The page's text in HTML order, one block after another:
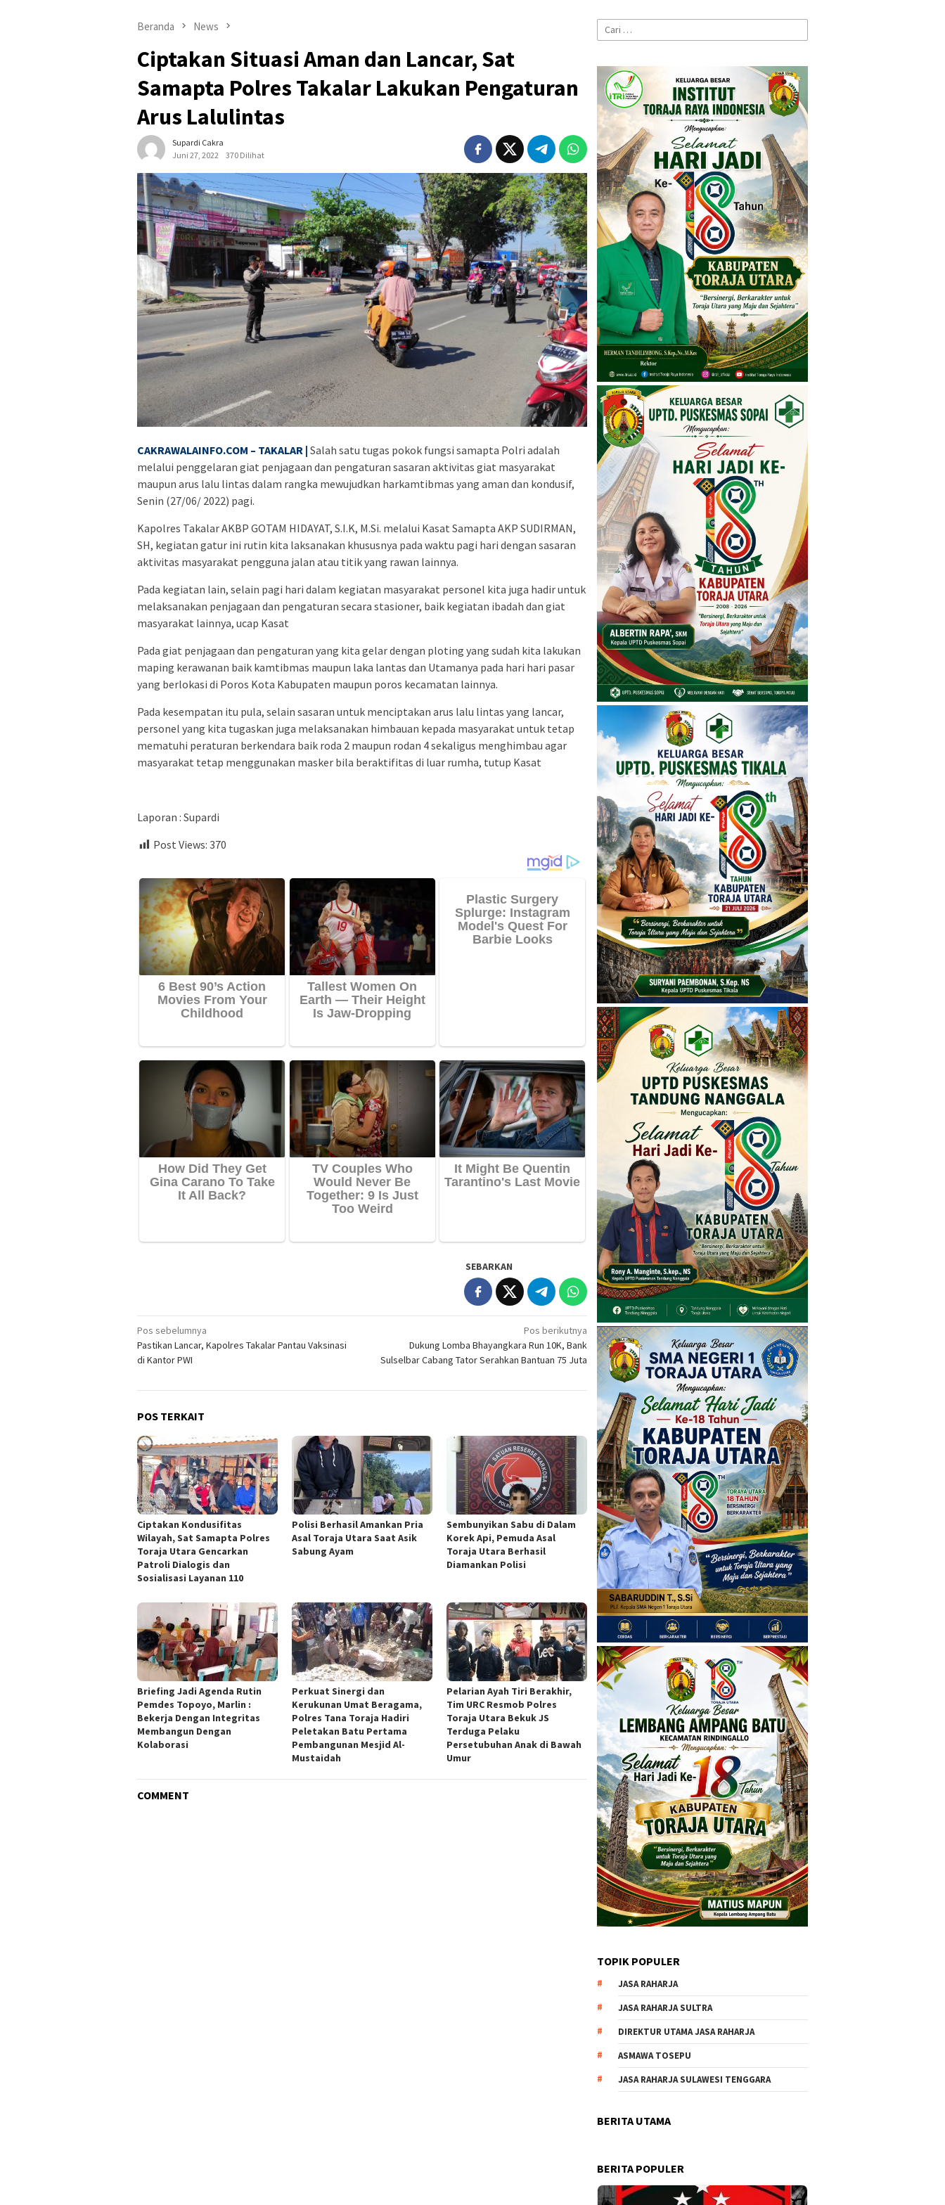
Beranda News
Ciptakan Situasi Aman dan Lancar, Sat
Samapta Polres Takalar Lakukan Pengaturan
Arus Lalulintas
Supardi Cakra
Juni 27, 2022
370 Dilihat
CAKRAWALAINFO.COM – TAKALAR | Salah satu tugas pokok fungsi samapta Polri adalah
melalui penggelaran giat penjagaan dan pengaturan sasaran aktivitas giat masyarakat
maupun arus lalu lintas dalam rangka mewujudkan harkamtibmas yang aman dan kondusif,
Senin (27/06/ 2022) pagi.
Kapolres Takalar AKBP GOTAM HIDAYAT, S.I.K, M.Si. melalui Kasat Samapta AKP SUDIRMAN,
SH, kegiatan gatur ini rutin kita laksanakan khususnya pada waktu pagi hari dengan sasaran
aktivitas masyarakat pengguna jalan atau titik yang rawan lainnya.
Pada kegiatan lain, selain pagi hari dalam kegiatan masyarakat personel kita juga hadir untuk
melaksanakan penjagaan dan pengaturan secara stasioner, baik kegiatan ibadah dan giat
masyarakat lainnya, ucap Kasat
Pada giat penjagaan dan pengaturan yang kita gelar dengan ploting yang sudah kita lakukan
maping kerawanan baik kamtibmas maupun laka lantas dan Utamanya pada hari hari pasar
yang berlokasi di Poros Kota Kabupaten maupun poros kecamatan lainnya.
Pada kesempatan itu pula, selain sasaran untuk menciptakan arus lalu lintas yang lancar,
personel yang kita tugaskan juga melaksanakan himbauan kepada masyarakat untuk tetap
mematuhi peraturan berkendara baik roda 2 maupun rodan 4 sekaligus menghimbau agar
masyarakat tetap menggunakan masker bila beraktifitas di luar rumha, tutup Kasat
Laporan : Supardi
Post Views: 370
SEBARKAN
Navigasi
pos
Pos sebelumnya
Pastikan Lancar, Kapolres Takalar Pantau Vaksinasi
di Kantor PWI
Pos berikutnya
Dukung Lomba Bhayangkara Run 10K, Bank
Sulselbar Cabang Tator Serahkan Bantuan 75 Juta
POS TERKAIT
Ciptakan Kondusifitas
Wilayah, Sat Samapta Polres
Toraja Utara Gencarkan
Patroli Dialogis dan
Sosialisasi Layanan 110
Polisi Berhasil Amankan Pria
Asal Toraja Utara Saat Asik
Sabung Ayam
Sembunyikan Sabu di Dalam
Korek Api, Pemuda Asal
Toraja Utara Berhasil
Diamankan Polisi
Briefing Jadi Agenda Rutin
Pemdes Topoyo, Marlin :
Bekerja Dengan Integritas
Membangun Dengan
Kolaborasi
Perkuat Sinergi dan
Kerukunan Umat Beragama,
Polres Tana Toraja Hadiri
Peletakan Batu Pertama
Pembangunan Mesjid Al-
Mustaidah
Pelarian Ayah Tiri Berakhir,
Tim URC Resmob Polres
Toraja Utara Bekuk JS
Terduga Pelaku
Persetubuhan Anak di Bawah
Umur
COMMENT
Cari
untuk:
TOPIK POPULER
JASA RAHARJA
JASA RAHARJA SULTRA
DIREKTUR UTAMA JASA RAHARJA
ASMAWA TOSEPU
JASA RAHARJA SULAWESI TENGGARA
BERITA UTAMA
BERITA POPULER